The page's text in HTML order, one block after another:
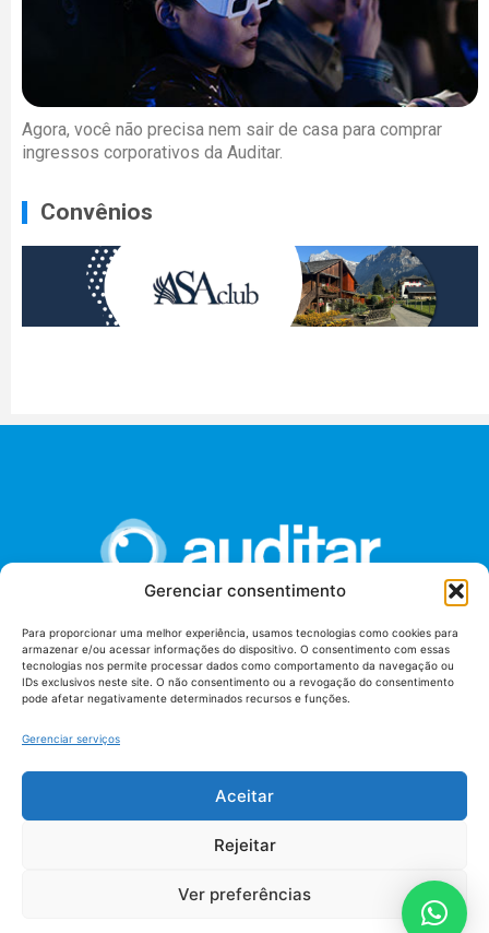
Gerenciar consentimento
Para proporcionar uma melhor experiência, usamos tecnologias como cookies para
armazenar e/ou acessar informações do dispositivo. O consentimento com essas
tecnologias nos permite processar dados como comportamento da navegação ou
IDs exclusivos neste site. O não consentimento ou a revogação do consentimento
pode afetar negativamente determinados recursos e funções.
Gerenciar serviços
Aceitar
Rejeitar
Ver preferências
Agora, você não precisa nem sair de casa para comprar
ingressos corporativos da Auditar.
Convênios
União dos Auditores Federais de Controle Externo -
AUDITAR
Setor de Administração Federal Sul (SAF/Sul), Qd. 04, Lt. 01
Tribunal de Contas da União (TCU), Subsolo, Sala S04
Termos de uso